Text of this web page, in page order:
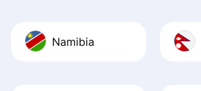
Namibia